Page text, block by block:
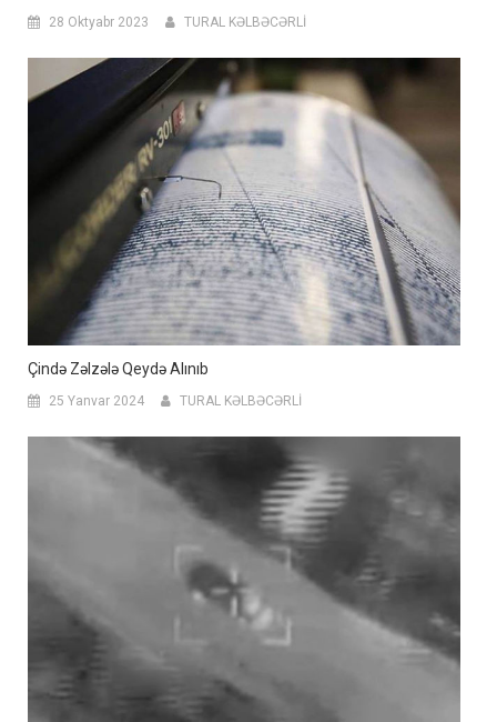
28 Oktyabr 2023 TURAL KƏLBƏCƏRLİ
Çində Zəlzələ Qeydə Alınıb
25 Yanvar 2024 TURAL KƏLBƏCƏRLİ